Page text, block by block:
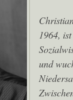
1964, ist
und